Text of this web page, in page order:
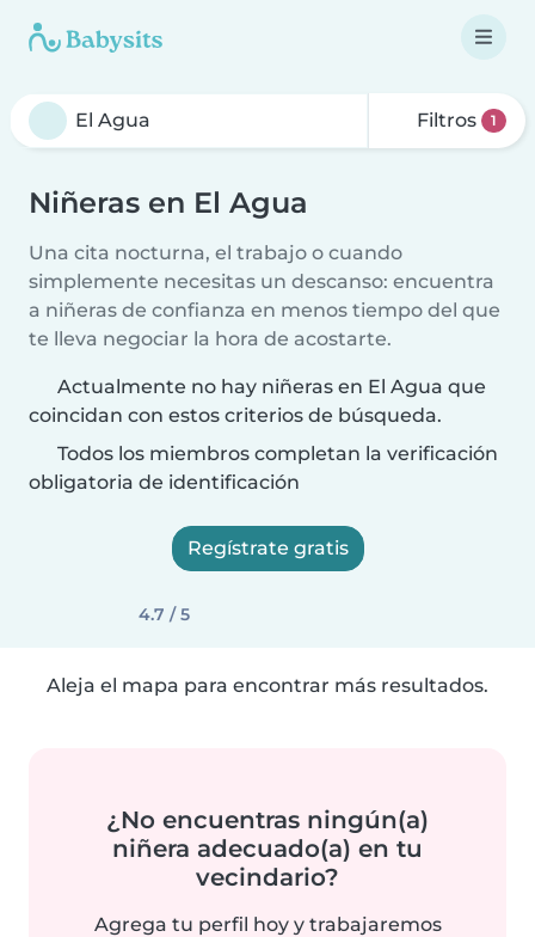
Filtros 1
Niñeras en El Agua
Una cita nocturna, el trabajo o cuando
simplemente necesitas un descanso: encuentra
a niñeras de confianza en menos tiempo del que
te lleva negociar la hora de acostarte.
Actualmente no hay niñeras en El Agua que
coincidan con estos criterios de búsqueda.
Todos los miembros completan la verificación
obligatoria de identificación
Regístrate gratis
4.7 / 5
Aleja el mapa para encontrar más resultados.
¿No encuentras ningún(a)
niñera adecuado(a) en tu
vecindario?
Agrega tu perfil hoy y trabajaremos